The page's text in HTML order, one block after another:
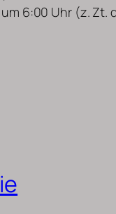
6:00 Uhr (z. Zt.